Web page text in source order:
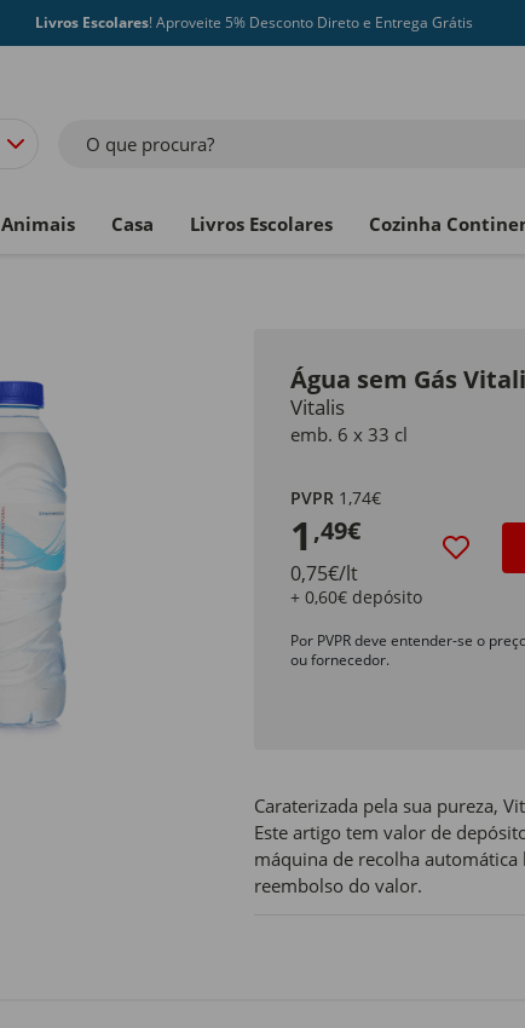
Livros Escolares! Aproveite 5% Desconto Direto e Entrega Grátis
O que procura?
Animais Casa Livros Escolares Cozinha
Água sem Gás
Vitalis
emb. 6 x 33 cl
PVPR 1,74€
1 ,49€
0,75€/lt
+ 0,60€ depósito
Por PVPR deve entender-se o
ou fornecedor.
Caraterizada pela sua pureza,
Este artigo tem valor de
máquina de recolha automática
reembolso do valor.